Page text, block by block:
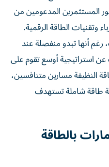
وتقنيات الطاقة الرقمية.
رغم أنها تبدو منفصلة عند
استراتيجية أوسع تقوم على
النظيفة مسارين متنافسين،
طاقة شاملة تستهدف
بالطاقة